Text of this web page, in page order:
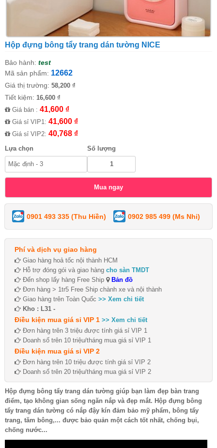
Hộp đựng bông tẩy trang dán tường NICE
Bảo hành: test
Mã sản phẩm: 12662
Giá thị trường: 58,200 ₫
Tiết kiệm: 16,600 ₫
Giá bán : 41,600 ₫
Giá sỉ VIP1: 41,600 ₫
Giá sỉ VIP2: 40,768 ₫
Lựa chọn Số lượng
0901 493 335 (Thu Hiền) 0902 985 499 (Ms Nhi)
Phí và dịch vụ giao hàng
Giao hàng hoả tốc nội thành HCM
Hỗ trợ đóng gói và giao hàng cho sàn TMDT
Đến shop lấy hàng Free Ship
Bản đồ
Đơn hàng > 1tr5 Free Ship chành xe và nội thành
Giao hàng trên Toàn Quốc >> Xem chi tiết
Kho : L31 -
Điều kiện mua giá sỉ VIP 1 >> Xem chi tiết
Đơn hàng trên 3 triệu được tính giá sỉ VIP 1
Doanh số trên 10 triệu/tháng mua giá sỉ VIP 1
Điều kiện mua giá sỉ VIP 2
Đơn hàng trên 10 triệu được tính giá sỉ VIP 2
Doanh số trên 20 triệu/tháng mua giá sỉ VIP 2
Hộp đựng bông tẩy trang dán tường giúp bạn làm đẹp bàn trang
điểm, tạo không gian sống ngăn nắp và đẹp mắt. Hộp đựng bông
tẩy trang dán tường có nắp đậy kín đảm bảo mỹ phẩm, bông tẩy
trang, tăm bông,... được bảo quản một cách tốt nhất, chống bụi,
chống nước...